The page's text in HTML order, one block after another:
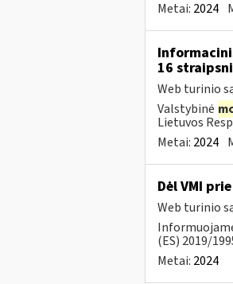
Metai: 2024
16
Web turinio
Valstybinė
Lietuvos
Metai: 2024
Dėl VMI
Web turinio
(ES) 2019/
Metai: 2024